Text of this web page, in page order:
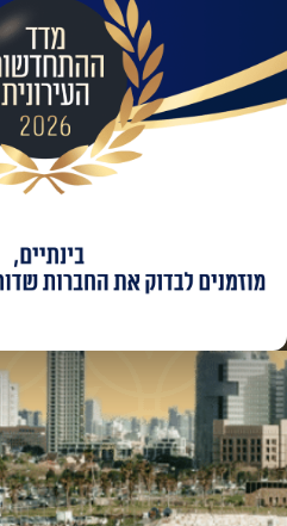
שלח
מאשר/ת קבלת מידע ועדכונים